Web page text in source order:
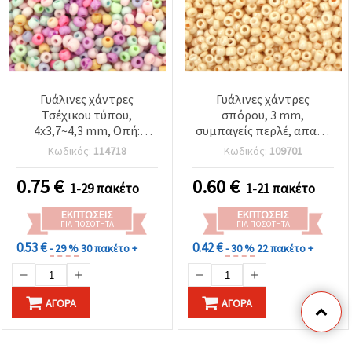
Γυάλινες χάντρες
Τσέχικου τύπου,
4x3,7~4,3 mm, Οπή:
1~1,25 mm, αδιαφανείς
παστέλ σε ανάμεικτα
χρώματα, 15 g (~193 τμχ)
Κωδικός: 114718
0.75€ 1-29 πακέτο
ΕΚΠΤΏΣΕΙΣ
ΓΙΑ ΠΟΣΌΤΗΤΑ
0.53 €- 29 %30 πακέτο +
ΑΓΟΡΆ
Γυάλινες χάντρες
σπόρου, 3 mm,
συμπαγείς περλέ, απαλό
παστέλ μπανάνα, 20 g
(~660 τεμ.)
Κωδικός: 109701
0.60€ 1-21 πακέτο
ΕΚΠΤΏΣΕΙΣ
ΓΙΑ ΠΟΣΌΤΗΤΑ
0.42 €- 30 % 22 πακέτο +
ΑΓΟΡΆ